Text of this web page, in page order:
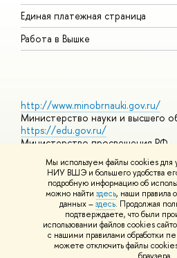
Мы используем файлы cookies для
НИУ ВШЭ и большего удобства
подробную информацию об
можно найти здесь, наши правила
данных –здесь. Продолжая
подтверждаете, что были
использовании файлов cookies
с нашими правилами обработки
можете отключить файлы
Единая платежная страница
Работа в Вышке
http://www.minobrnauki.gov.ru/
Министерство науки и высшего
https://edu.gov.ru/
Министерство просвещения РФ
Массовые открытые онлайн-
© НИУ ВШЭ 1993–2026 Адреса и
использования материалов Политика
Шрифты HSE Sans и HSE Slab